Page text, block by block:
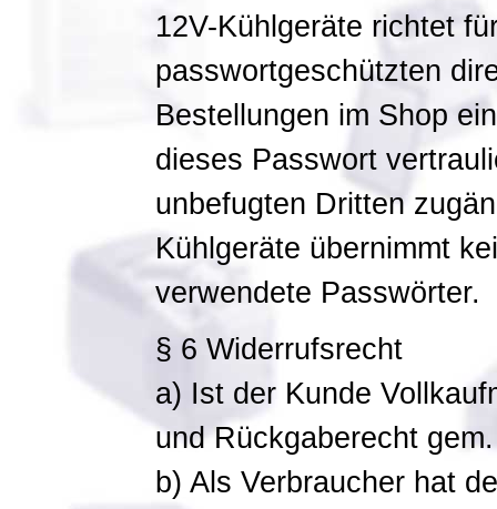
12V-Kühlgeräte richtet
passwortgeschützten
Bestellungen im Shop
dieses Passwort
unbefugten Dritten
Kühlgeräte übernimmt
verwendete Passwörter.
§ 6 Widerrufsrecht
a) Ist der Kunde
und Rückgaberecht
b) Als Verbraucher hat